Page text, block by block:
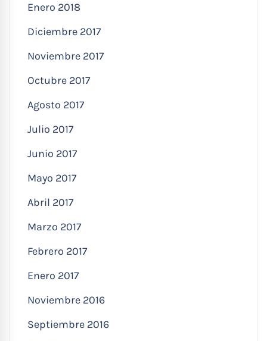
Enero 2018
Diciembre 2017
Noviembre 2017
Octubre 2017
Agosto 2017
Julio 2017
Junio 2017
Mayo 2017
Abril 2017
Marzo 2017
Febrero 2017
Enero 2017
Noviembre 2016
Septiembre 2016